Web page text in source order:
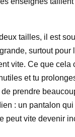
tailles, il est
surtout pour
vite. Ce que cela
et tu
prendre
: un pantalon
peut vite devenir